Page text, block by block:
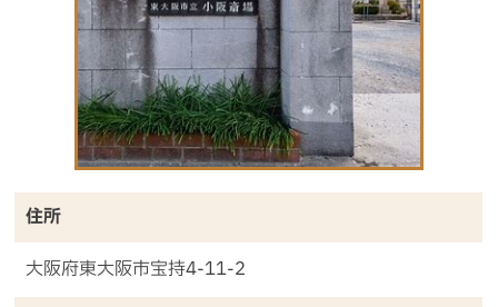
住所
大阪府東大阪市宝持4-11-2